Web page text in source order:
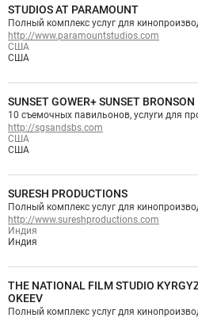
США
США
http://www.paramountstudios.com
STUDIOS AT PARAMOUNT
Полный комплекс услуг для
США
США
http://sgsandsbs.com
SUNSET GOWER+ SUNSET BRONSON
10 съемочных павильонов, услуги для
Индия
Индия
http://www.sureshproductions.com
SURESH PRODUCTIONS
Полный комплекс услуг для
THE NATIONAL FILM STUDIO
OKEEV
Полный комплекс услуг для